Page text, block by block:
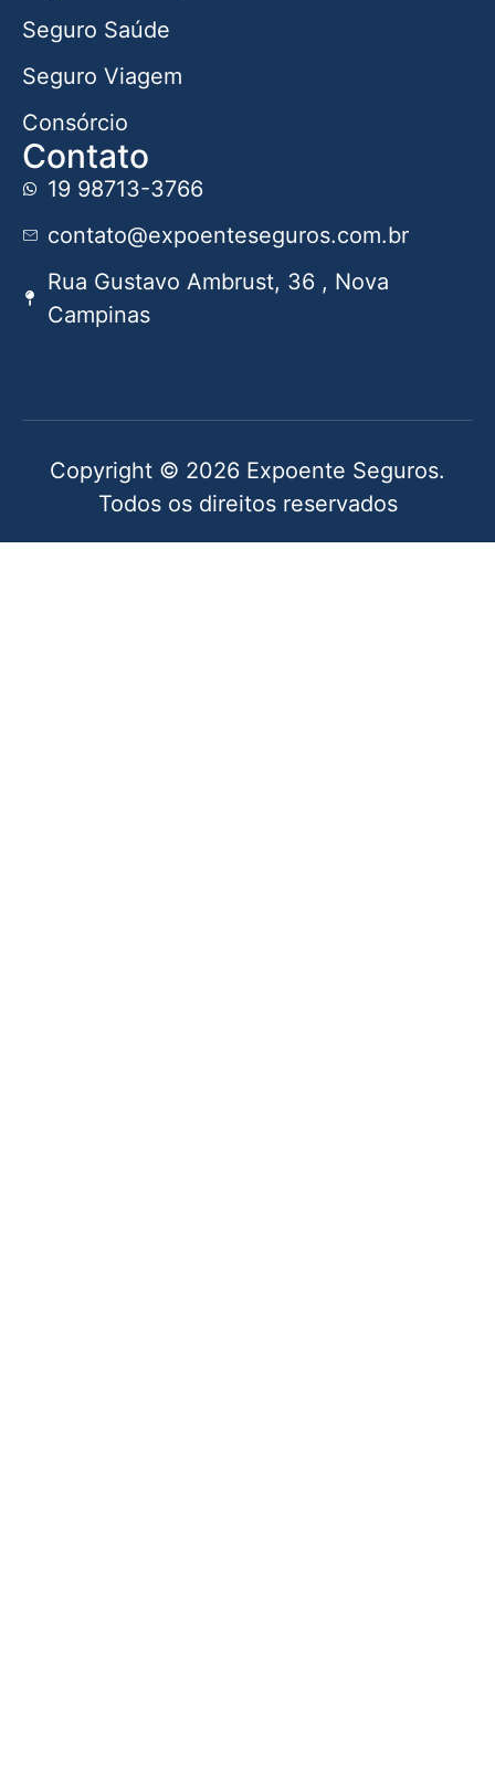
Seguro Saúde
Seguro Viagem
Consórcio
Contato
19 98713-3766
contato@expoenteseguros.com.br
Rua Gustavo Ambrust, 36 , Nova
Campinas
Copyright © 2026 Expoente Seguros.
Todos os direitos reservados